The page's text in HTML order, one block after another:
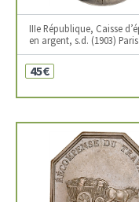
IIIe République, Caisse
en argent, s.d. (1903) Paris
45€